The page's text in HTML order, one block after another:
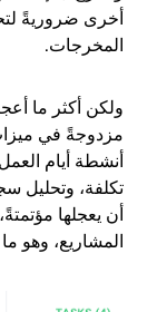
أخرى ضروريةً
المخرجات.
ولكن أكثر ما
مزدوجةً في ميزات
أنشطة أيام
تكلفة، وتحليل
أن يعجلها
المشاريع، وهو